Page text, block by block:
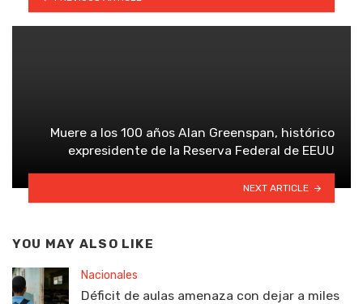
Muere a los 100 años Alan Greenspan, histórico
expresidente de la Reserva Federal de EEUU
NEXT ARTICLE
YOU MAY ALSO LIKE
Nacionales
Déficit de aulas amenaza con dejar a miles